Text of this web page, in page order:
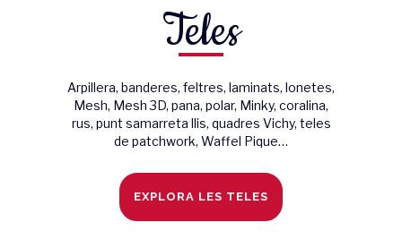
Teles
Arpillera, banderes, feltres, laminats, lonetes,
Mesh, Mesh 3D, pana, polar, Minky, coralina,
rus, punt samarreta llis, quadres Vichy, teles
de patchwork, Waffel Pique…
EXPLORA LES TELES